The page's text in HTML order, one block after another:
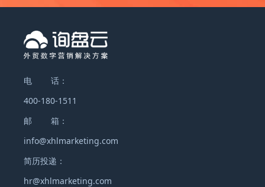
电 话：
400-180-1511
邮 箱：
info@xhlmarketing.com
简历投递：
hr@xhlmarketing.com